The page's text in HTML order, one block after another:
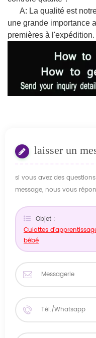
A: La qualité est
une grande importance
premières à l'expédition.
laisser un
si vous avez des
message, nous vous
Objet :
Culottes
bébé